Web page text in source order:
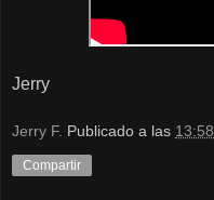
Jerry
Jerry F. Publicado a las 13:58
Compartir